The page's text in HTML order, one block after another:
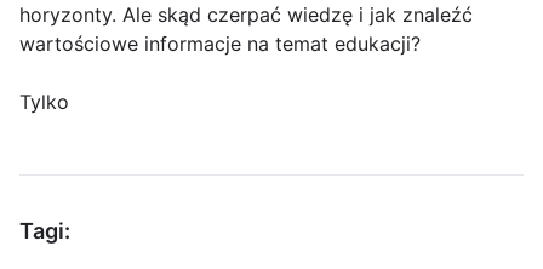
horyzonty. Ale skąd czerpać wiedzę i jak znaleźć
wartościowe informacje na temat edukacji?
Tylko
Tagi: